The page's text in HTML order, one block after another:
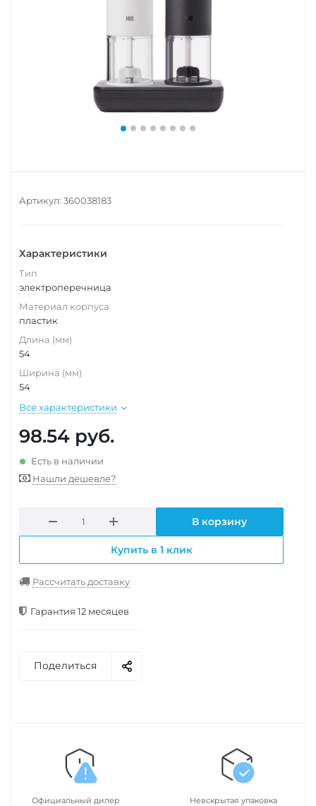
Артикул: 360038183
Характеристики
Тип
электроперечница
Материал корпуса
пластик
Длина (мм)
54
Ширина (мм)
54
Все характеристики
98.54 руб.
Есть в наличии
Нашли дешевле?
В корзину
Купить в 1 клик
Рассчитать доставку
Гарантия 12 месяцев
Поделиться
Официальный дилер Невскрытая упаковка